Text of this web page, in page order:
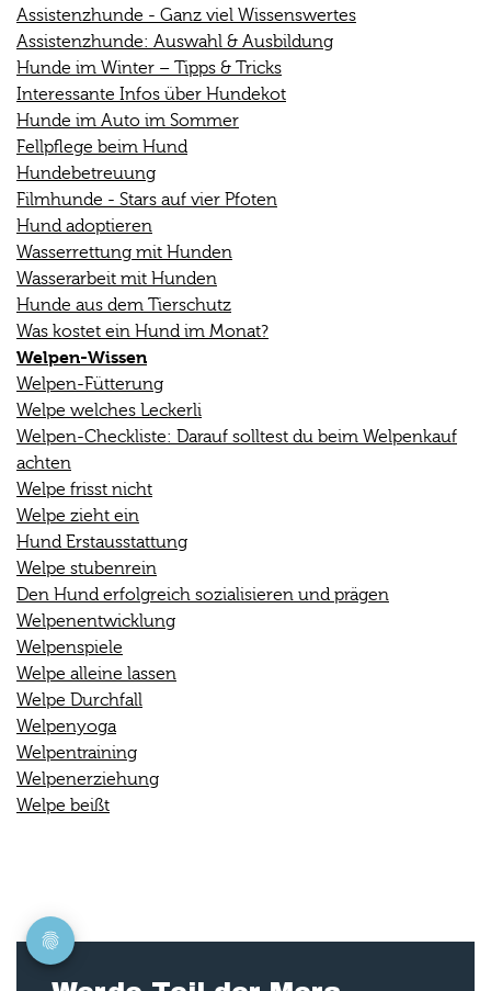
Assistenzhunde - Ganz viel Wissenswertes
Assistenzhunde: Auswahl & Ausbildung
Hunde im Winter – Tipps & Tricks
Interessante Infos über Hundekot
Hunde im Auto im Sommer
Fellpflege beim Hund
Hundebetreuung
Filmhunde - Stars auf vier Pfoten
Hund adoptieren
Wasserrettung mit Hunden
Wasserarbeit mit Hunden
Hunde aus dem Tierschutz
Was kostet ein Hund im Monat?
Welpen-Wissen
Welpen-Fütterung
Welpe welches Leckerli
Welpen-Checkliste: Darauf solltest du beim Welpenkauf
achten
Welpe frisst nicht
Welpe zieht ein
Hund Erstausstattung
Welpe stubenrein
Den Hund erfolgreich sozialisieren und prägen
Welpenentwicklung
Welpenspiele
Welpe alleine lassen
Welpe Durchfall
Welpenyoga
Welpentraining
Welpenerziehung
Welpe beißt